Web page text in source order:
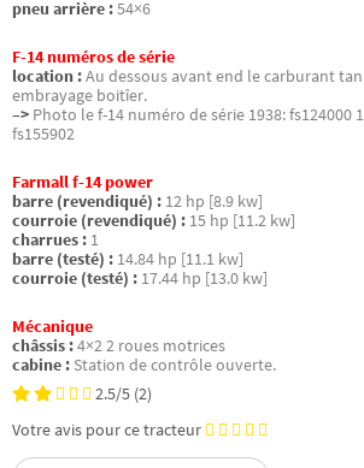
pneu arrière :54×6
F-14 numéros de série
location :Au dessous avant end le carburant
embrayage boitîer.
–> Photo le f-14 numéro de série 1938: fs124000
fs155902
Farmall f-14 power
barre (revendiqué) : 12 hp [8.9 kw]
courroie (revendiqué) : 15 hp [11.2 kw]
charrues : 1
barre (testé) : 14.84 hp [11.1 kw]
courroie (testé) : 17.44 hp [13.0 kw]
Mécanique
châssis :4×2 2 roues motrices
cabine : Station de contrôle ouverte.
2.5/5 (2)
Votre avis pour ce tracteur